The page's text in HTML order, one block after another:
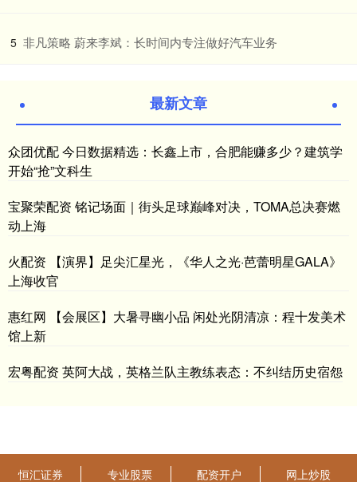
5 ​非凡策略 蔚来李斌：长时间内专注做好汽车业务
最新文章
众团优配 今日数据精选：长鑫上市，合肥能赚多少？建筑学
开始“抢”文科生
宝聚荣配资 铭记场面｜街头足球巅峰对决，TOMA总决赛燃
动上海
火配资 【演界】足尖汇星光，《华人之光·芭蕾明星GALA》
上海收官
惠红网 【会展区】大暑寻幽小品 闲处光阴清凉：程十发美术
馆上新
宏粤配资 英阿大战，英格兰队主教练表态：不纠结历史宿怨
恒汇证券 专业股票 配资开户 网上炒股